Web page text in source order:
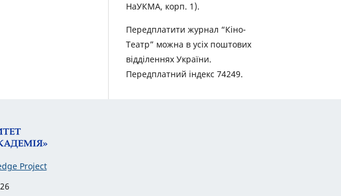
НаУКМА, корп. 1).
Передплатити журнал “Кіно-
Театр” можна в усіх поштових
відділеннях України.
Передплатний індекс 74249.
Project